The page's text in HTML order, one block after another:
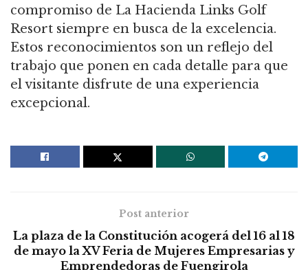
compromiso de La Hacienda Links Golf
Resort siempre en busca de la excelencia.
Estos reconocimientos son un reflejo del
trabajo que ponen en cada detalle para que
el visitante disfrute de una experiencia
excepcional.
Post anterior
La plaza de la Constitución acogerá del 16 al 18
de mayo la XV Feria de Mujeres Empresarias y
Emprendedoras de Fuengirola